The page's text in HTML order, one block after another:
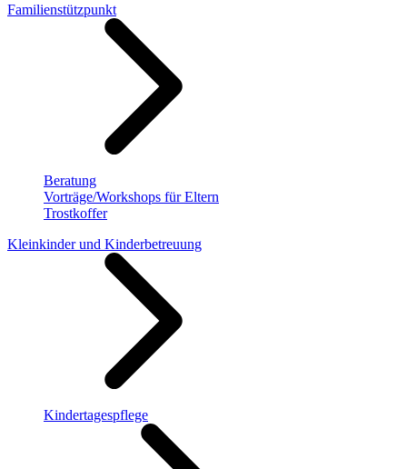
Familienstützpunkt
Beratung
Vorträge/Workshops für Eltern
Trostkoffer
Kleinkinder und Kinderbetreuung
Kindertagespflege